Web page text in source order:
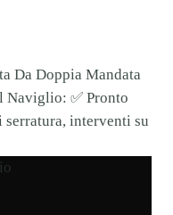
Da Doppia Mandata
Naviglio: ✅ Pronto
interventi su